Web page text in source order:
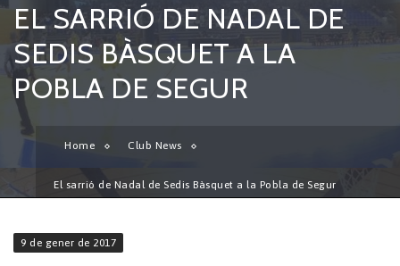
EL SARRIÓ DE NADAL DE
SEDIS BÀSQUET A LA
POBLA DE SEGUR
Home Club News
El sarrió de Nadal de Sedis Bàsquet a la Pobla de Segur
9 de gener de 2017